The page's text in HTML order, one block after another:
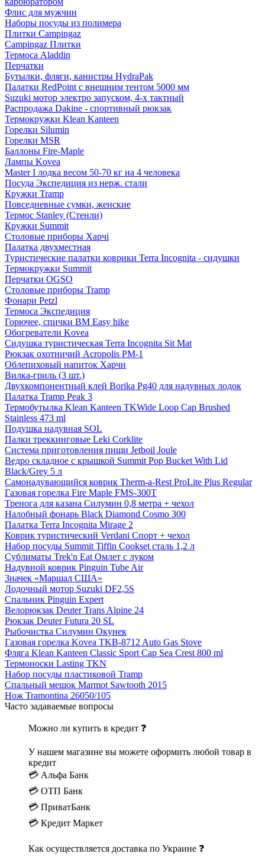
Флис для мужчин
Наборы посуды из полимера
Плитки Campingaz
Campingaz Плитки
Термоса Aladdin
Перчатки
Бутылки, фляги, канистры HydraPak
Палатки RedPoint с внешним тентом 5000 мм
Suzuki мотор электро запуском, 4-х тактный
Распродажа Dakine - спортивный рюкзак
Термокружки Klean Kanteen
Горелки Silumin
Горелки MSR
Баллоны Fire-Maple
Лампы Kovea
Master I лодка весом 50-70 кг на 4 человека
Посуда Экспедиция из нерж. стали
Кружки Tramp
Повседневные сумки, женские
Термос Stanley (Стенли)
Кружки Summit
Столовые приборы Харчі
Палатка двухместная
Туристические палатки коврики Terra Incognita - сидушки
Термокружки Summit
Перчатки OGSO
Столовые приборы Tramp
Фонари Petzl
Термоса Экспедиция
Горючее, спички BM Easy hike
Обогреватели Kovea
Сидушка туристическая Terra Incognita Sit Mat
Рюкзак охотничий Acropolis РМ-1
Облепиховый напиток Харчи
Вилка-гриль (3 шт.)
Двухкомпонентный клей Borika Pg40 для надувных лодок
Палатка Tramp Peak 3
Термобутылка Klean Kanteen TKWide Loop Cap Brushed
Stainless 473 ml
Подушка надувная SOL
Палки треккинговые Leki Corklite
Система приготовления пищи Jetboil Joule
Ведро складное с крышкой Summit Pop Bucket With Lid
Black/Grey 5 л
Самонадувающийся коврик Therm-a-Rest ProLite Plus Regular
Газовая горелка Fire Maple FMS-300T
Тренога для казана Силумин 0,8 метра + чехол
Налобный фонарь Black Diamond Cosmo 300
Палатка Terra Incognita Mirage 2
Коврик туристический Verdani Спорт + чехол
Набор посуды Summit Tiffin Cookset сталь 1,2 л
Сублиматы Trek'n Eat Омлет с луком
Надувной коврик Pinguin Tube Air
Значек «Маршал США»
Лодочный мотор Suzuki DF2,5S
Спальник Pinguin Expert
Велорюкзак Deuter Trans Alpine 24
Рюкзак Deuter Futura 20 SL
Рыбочистка Силумин Окунек
Газовая горелка Kovea TKB-8712 Auto Gas Stove
Фляга Klean Kanteen Classic Sport Cap Sea Crest 800 ml
Термоноски Lasting TKN
Набор посуды пластиковой Tramp
Спальный мешок Marmot Sawtooth 2015
Нож Tramontina 26050/105
Часто задаваемые вопросы
Можно ли купить в кредит ❓
У нашем магазине вы можете оформить любой товар в
кредит
💳 Альфа Банк
💳 ОТП Банк
💳 ПриватБанк
💳 Кредит Маркет
Как осуществляется доставка по Украине ❓